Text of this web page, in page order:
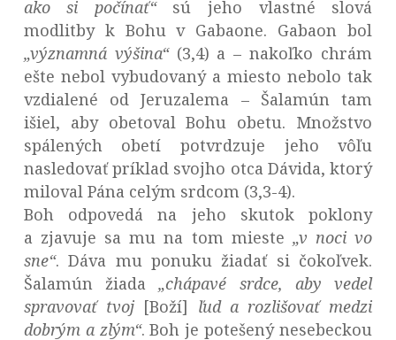
ako si počínať“sú jeho vlastné slová
modlitby k Bohu v Gabaone. Gabaon bol
„významná výšina“(3,4) a – nakoľko chrám
ešte nebol vybudovaný a miesto nebolo tak
vzdialené od Jeruzalema – Šalamún tam
išiel, aby obetoval Bohu obetu. Množstvo
spálených obetí potvrdzuje jeho vôľu
nasledovať príklad svojho otca Dávida, ktorý
miloval Pána celým srdcom (3,3-4).
Boh odpovedá na jeho skutok poklony
a zjavuje sa mu na tom mieste „v noci vo
sne“. Dáva mu ponuku žiadať si čokoľvek.
Šalamún žiada„chápavé srdce, aby vedel
spravovať tvoj [Boží] ľud a rozlišovať medzi
dobrým a zlým“. Boh je potešený nesebeckou